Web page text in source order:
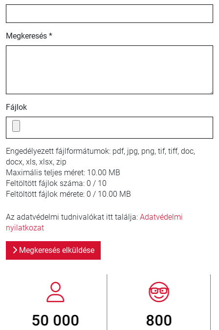
Megkeresés *
Fájlok
Engedélyezett fájlformátumok: pdf, jpg, png, tif, tiff, doc,
docx, xls, xlsx, zip
Maximális teljes méret: 10.00 MB
Feltöltött fájlok száma: 0 / 10
Feltöltött fájlok mérete: 0 / 10.00 MB
Az adatvédelmi tudnivalókat itt találja: Adatvédelmi
nyilatkozat
Megkeresés elküldése
800 > 3 500 000